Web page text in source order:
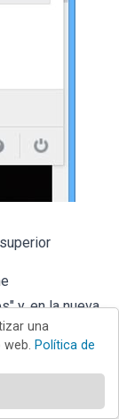
y, en la nueva
una
Política de